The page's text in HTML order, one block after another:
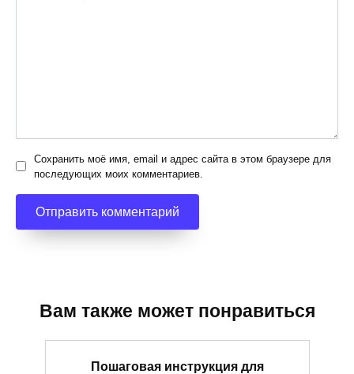
Сохранить моё имя, email и адрес сайта в этом браузере для
последующих моих комментариев.
Вам также может понравиться
Пошаговая инструкция для